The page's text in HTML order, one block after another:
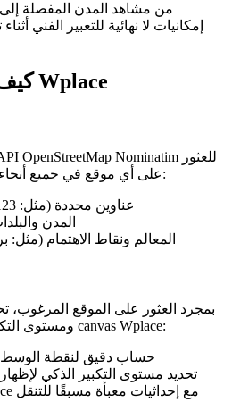
من مشاهد المدن المفصلة إلى
كيف يعمل بحث عنوان Wplace
على أي موقع في جميع أنحاء العالم. يمكنك البحث حسب:
عناوين محددة (مثل: 123 شارع مين، نيويورك)
المدن
المعالم ونقاط الاهتمام (مثل:
بمجرد العثور على الموقع المرغوب،
ومستوى التكبير لعرض تلك المنطقة على canvas Wplace:
حساب دقيق لنقطة الوسط
تحديد مستوى التكبير الذكي